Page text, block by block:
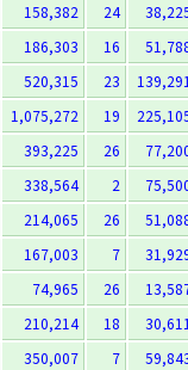
158,382 24
186,303 16
520,315 23 139,291
1,075,272 19
393,225 26
338,564 2
214,065 26
167,003 7
74,965 26
210,214 18 30,611
350,007 7